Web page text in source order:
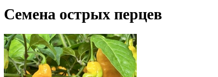
Семена острых перцев